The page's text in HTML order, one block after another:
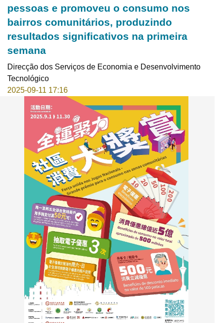
pessoas e promoveu o consumo nos
bairros comunitários, produzindo
resultados significativos na primeira
semana
Direcção dos Serviços de Economia e Desenvolvimento
Tecnológico
2025-09-11 17:16